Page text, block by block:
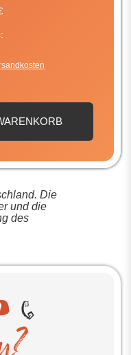
Die
und die
des